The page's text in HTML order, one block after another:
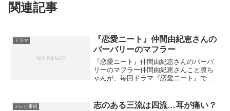
関連記事
ドラマ
『恋愛ニート』仲間由紀恵さんの
バーバリーのマフラー
『恋愛ニート』仲間由紀恵さんのバーバ
リーのマフラー仲間由紀恵さんこと凛ち
ゃんが、毎回ドラマ『恋愛ニート』で着
ーバリーカシミアマフラートレンチチェ
テレビ番組 志のある三流は四流…耳が痛い？